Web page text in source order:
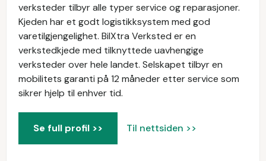
verksteder tilbyr alle typer service og reparasjoner.
Kjeden har et godt logistikksystem med god
varetilgjengelighet. BilXtra Verksted er en
verkstedkjede med tilknyttede uavhengige
verksteder over hele landet. Selskapet tilbyr en
mobilitets garanti på 12 måneder etter service som
sikrer hjelp til enhver tid.
Se full profil >> Til nettsiden >>